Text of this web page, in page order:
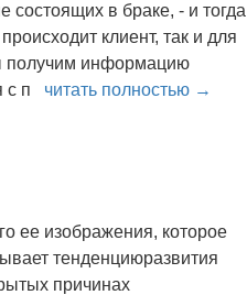
в браке, - и тогда
клиент, так и для
получим информацию
с п читать полностью →
ее изображения, которое
тенденциюразвития
причинах